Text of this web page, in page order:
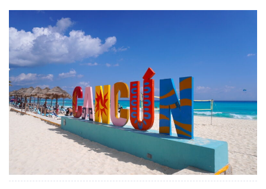
preocupaciones. Cancún te sorprenderá con sus playas de
[…]